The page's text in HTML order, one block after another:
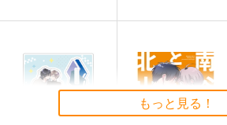
そ！(5)
East Cafeteria
そ！(6)
East Cafeteria
550円（税込）
もっと見る！